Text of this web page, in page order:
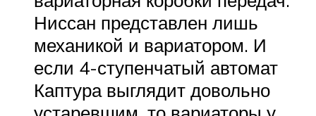
Ниссан представлен лишь
механикой и вариатором. И
если 4-ступенчатый автомат
Каптура выглядит довольно